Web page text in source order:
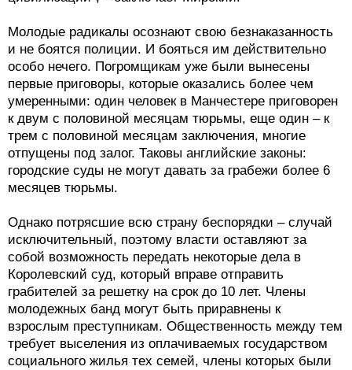
Молодые радикалы осознают свою безнаказанность
и не боятся полиции. И бояться им действительно
особо нечего. Погромщикам уже были вынесены
первые приговоры, которые оказались более чем
умеренными: один человек в Манчестере приговорен
к двум с половиной месяцам тюрьмы, еще один – к
трем с половиной месяцам заключения, многие
отпущены под залог. Таковы английские законы:
городские суды не могут давать за грабежи более 6
месяцев тюрьмы.
Однако потрясшие всю страну беспорядки – случай
исключительный, поэтому власти оставляют за
собой возможность передать некоторые дела в
Королевский суд, который вправе отправить
грабителей за решетку на срок до 10 лет. Члены
молодежных банд могут быть приравнены к
взрослым преступникам. Общественность между тем
требует выселения из оплачиваемых государством
социального жилья тех семей, члены которых были